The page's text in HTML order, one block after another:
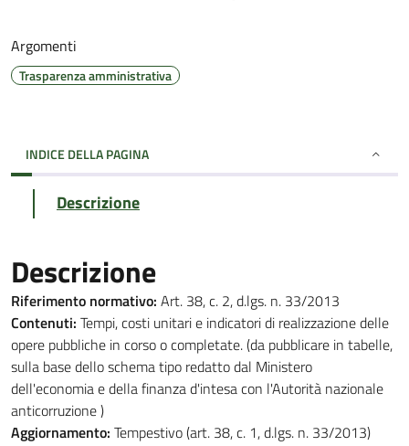
Argomenti
Trasparenza amministrativa
INDICE DELLA PAGINA
Descrizione
Descrizione
Riferimento normativo: Art. 38, c. 2, d.lgs. n. 33/2013
Contenuti: Tempi, costi unitari e indicatori di realizzazione delle
opere pubbliche in corso o completate. (da pubblicare in tabelle,
sulla base dello schema tipo redatto dal Ministero
dell'economia e della finanza d'intesa con l'Autorità nazionale
anticorruzione )
Aggiornamento: Tempestivo (art. 38, c. 1, d.lgs. n. 33/2013)